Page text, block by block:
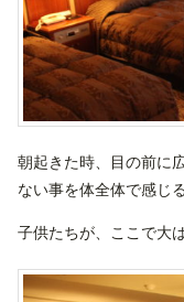
朝起きた時、目の前に
ない事を体全体で感じ
子供たちが、ここで大